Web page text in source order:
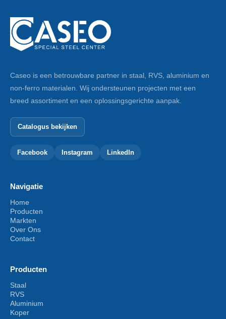
Caseo is een betrouwbare partner in staal, RVS, aluminium en
non-ferro materialen. Wij ondersteunen projecten met een
breed assortiment en een oplossingsgerichte aanpak.
Catalogus bekijken
Facebook Instagram LinkedIn
Navigatie
Home
Producten
Markten
Over Ons
Contact
Producten
Staal
RVS
Aluminium
Koper